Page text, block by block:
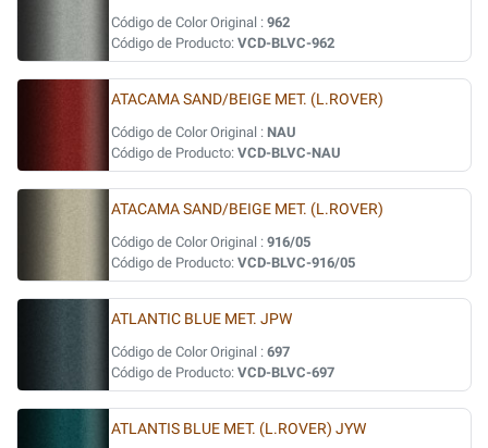
Código de Color Original : 962
Código de Producto: VCD-BLVC-962
ATACAMA SAND/BEIGE MET. (L.ROVER)
Código de Color Original : NAU
Código de Producto: VCD-BLVC-NAU
ATACAMA SAND/BEIGE MET. (L.ROVER)
Código de Color Original : 916/05
Código de Producto: VCD-BLVC-916/05
ATLANTIC BLUE MET. JPW
Código de Color Original : 697
Código de Producto: VCD-BLVC-697
ATLANTIS BLUE MET. (L.ROVER) JYW